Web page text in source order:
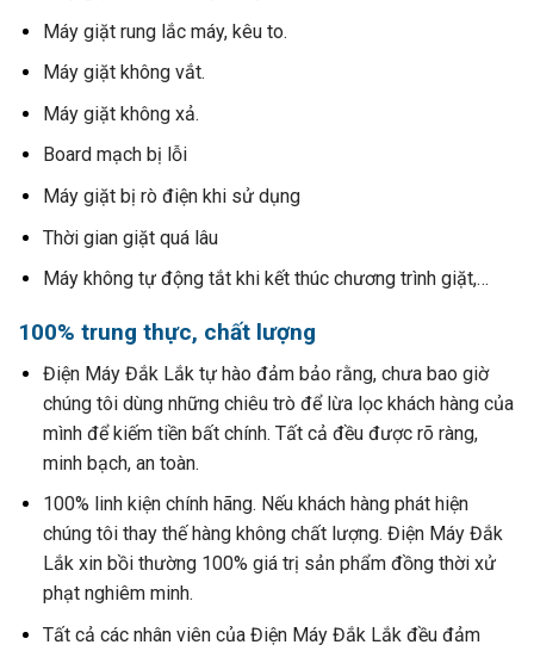
Máy giặt rung lắc máy, kêu to.
Máy giặt không vắt.
Máy giặt không xả.
Board mạch bị lỗi
Máy giặt bị rò điện khi sử dụng
Thời gian giặt quá lâu
Máy không tự động tắt khi kết thúc chương trình giặt,…
100% trung thực, chất lượng
Điện Máy Đắk Lắk tự hào đảm bảo rằng, chưa bao giờ
chúng tôi dùng những chiêu trò để lừa lọc khách hàng của
mình để kiếm tiền bất chính. Tất cả đều được rõ ràng,
minh bạch, an toàn.
100% linh kiện chính hãng. Nếu khách hàng phát hiện
chúng tôi thay thế hàng không chất lượng. Điện Máy Đắk
Lắk xin bồi thường 100% giá trị sản phẩm đồng thời xử
phạt nghiêm minh.
Tất cả các nhân viên của Điện Máy Đắk Lắk đều đảm